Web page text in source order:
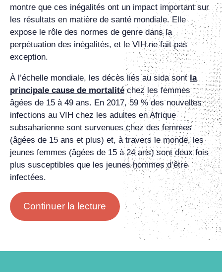
montre que ces inégalités ont un impact important sur
les résultats en matière de santé mondiale. Elle
expose le rôle des normes de genre dans la
perpétuation des inégalités, et le VIH ne fait pas
exception.
À l’échelle mondiale, les décès liés au sida sontla
principale cause de mortalité chez les femmes
âgées de 15 à 49 ans. En 2017, 59 % des nouvelles
infections au VIH chez les adultes en Afrique
subsaharienne sont survenues chez des femmes
(âgées de 15 ans et plus) et, à travers le monde, les
jeunes femmes (âgées de 15 à 24 ans) sont deux fois
plus susceptibles que les jeunes hommes d’être
infectées.
Continuer la lecture